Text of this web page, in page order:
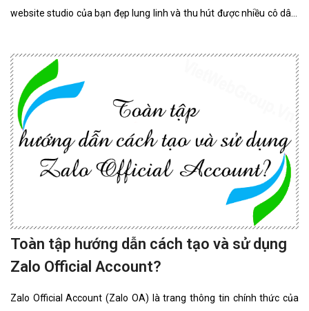
website studio của bạn đẹp lung linh và thu hút được nhiều cô dâu,
Toàn tập hướng dẫn cách tạo và sử dụng
Zalo Official Account?
Zalo Official Account (Zalo OA) là trang thông tin chính thức của